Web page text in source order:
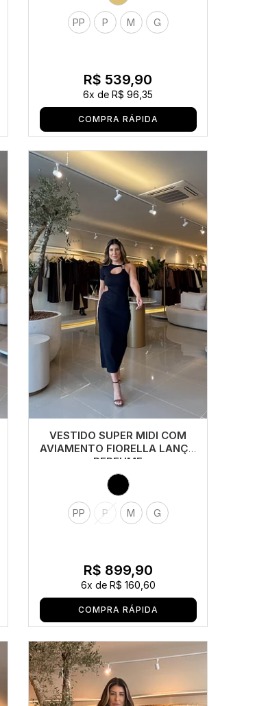
PP P M G
R$ 539,90
6x deR$ 96,35
COMPRA RÁPIDA
VESTIDO SUPER MIDI COM
AVIAMENTO FIORELLA LANÇA
PERFUME
PP P M G
R$ 899,90
6x de R$ 160,60
COMPRA RÁPIDA